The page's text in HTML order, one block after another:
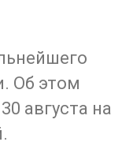
Об этом
августа на